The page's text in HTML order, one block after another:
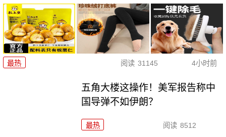
最热 阅读 31145 4小时前
五角大楼这操作！美军报告称中
国导弹不如伊朗？
最热 阅读 8512